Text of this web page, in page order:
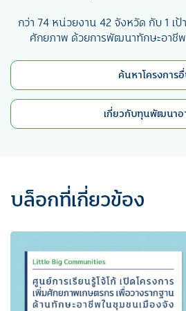
กว่า 74 หน่วยงาน 42 จังหวัด กับ 1 เ
ศักยภาพ ด้วยการพัฒนาทักษะอาชี
ค้นหาโครงการ
เกี่ยวกับทุนพัฒนาอ
บล็อกที่เกี่ยวข้อง